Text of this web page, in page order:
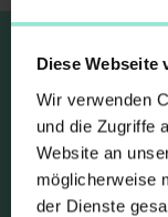
Diese Webseite
Wir verwenden
und die Zugriffe
Website an
möglicherweise
der Dienste